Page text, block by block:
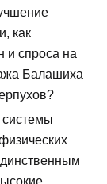
как
и спроса на
Балашиха
системы